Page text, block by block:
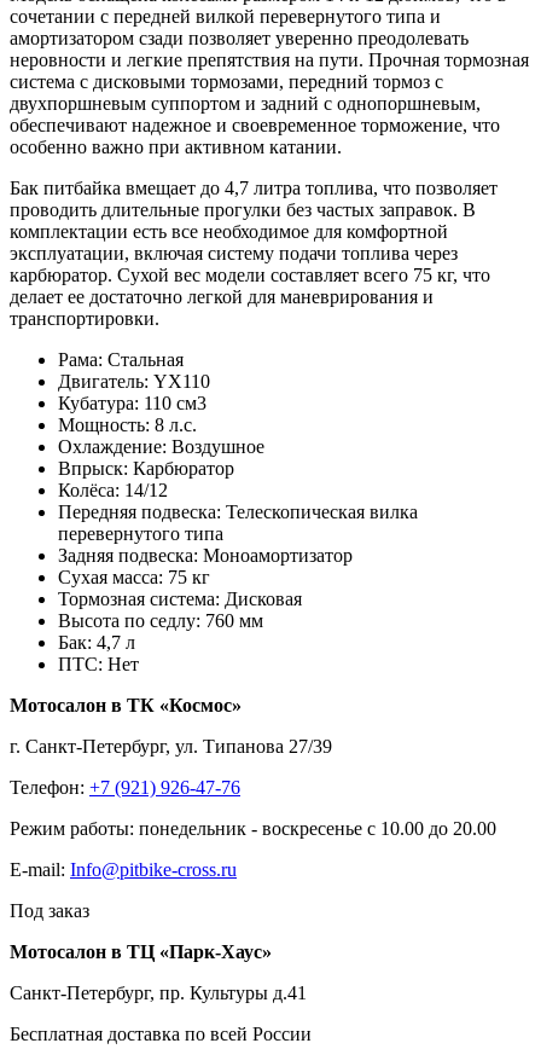
сочетании с передней вилкой перевернутого типа и
амортизатором сзади позволяет уверенно преодолевать
неровности и легкие препятствия на пути. Прочная тормозная
система с дисковыми тормозами, передний тормоз с
двухпоршневым суппортом и задний с однопоршневым,
обеспечивают надежное и своевременное торможение, что
особенно важно при активном катании.
Бак питбайка вмещает до 4,7 литра топлива, что позволяет
проводить длительные прогулки без частых заправок. В
комплектации есть все необходимое для комфортной
эксплуатации, включая систему подачи топлива через
карбюратор. Сухой вес модели составляет всего 75 кг, что
делает ее достаточно легкой для маневрирования и
транспортировки.
Рама: Стальная
Двигатель: YX110
Кубатура: 110 см3
Мощность: 8 л.с.
Охлаждение: Воздушное
Впрыск: Карбюратор
Колёса: 14/12
Передняя подвеска: Телескопическая вилка
перевернутого типа
Задняя подвеска: Моноамортизатор
Сухая масса: 75 кг
Тормозная система: Дисковая
Высота по седлу: 760 мм
Бак: 4,7 л
ПТС: Нет
Мотосалон в ТК «Космос»
г. Санкт-Петербург, ул. Типанова 27/39
Телефон: +7 (921) 926-47-76
Режим работы: понедельник - воскресенье с 10.00 до 20.00
E-mail: Info@pitbike-cross.ru
Под заказ
Мотосалон в ТЦ «Парк-Хаус»
Санкт-Петербург, пр. Культуры д.41
Бесплатная доставка по всей России